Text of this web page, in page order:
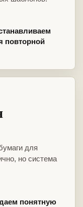
повторной
для
но система
понятную